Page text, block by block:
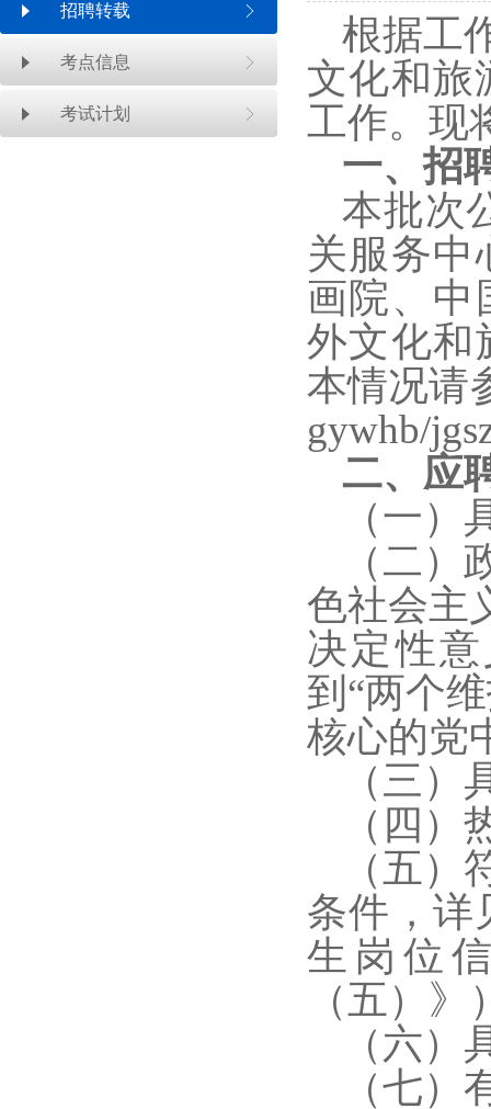
招聘转载
考点信息
考试计划
根据工
文化和旅
工作。现
一、招
本批次
关服务中
画院、中
外文化和
本情况请
gywhb/
二、应
（一
（二
色社会主
决定性
到“两个
核心的党
（三
（四
（五
条件，详
生岗位
（五）》
（六
（七